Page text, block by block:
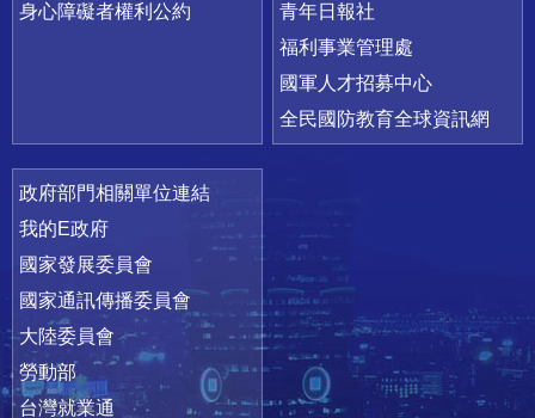
身心障礙者權利公約
青年日報社
福利事業管理處
國軍人才招募中心
全民國防教育全球資訊網
政府部門相關單位連結
我的E政府
國家發展委員會
國家通訊傳播委員會
大陸委員會
勞動部
台灣就業通